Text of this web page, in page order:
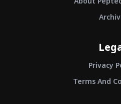
Privacy
Terms And